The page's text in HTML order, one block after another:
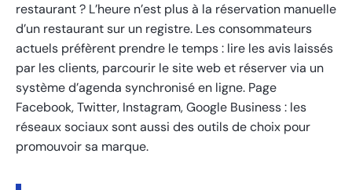
restaurant ? L’heure n’est plus à la réservation manuelle
d’un restaurant sur un registre. Les consommateurs
actuels préfèrent prendre le temps : lire les avis laissés
par les clients, parcourir le site web et réserver via un
système d’agenda synchronisé en ligne. Page
Facebook, Twitter, Instagram, Google Business : les
réseaux sociaux sont aussi des outils de choix pour
promouvoir sa marque.